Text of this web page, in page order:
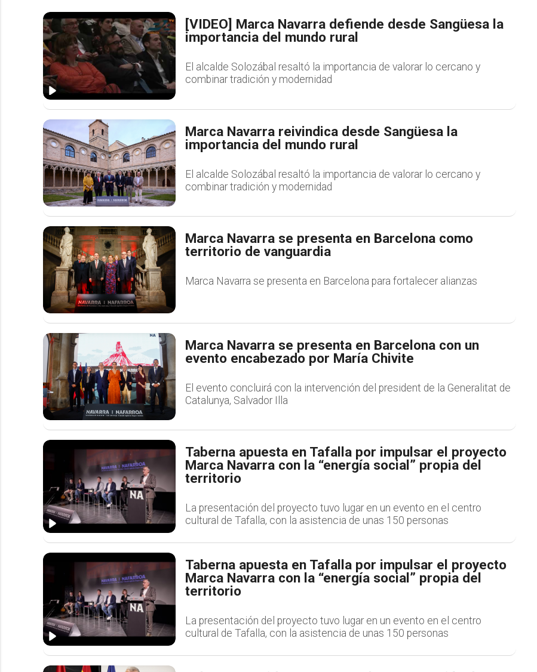
[VIDEO] Marca Navarra defiende desde Sangüesa la
importancia del mundo rural
El alcalde Solozábal resaltó la importancia de valorar lo cercano y
combinar tradición y modernidad
Marca Navarra reivindica desde Sangüesa la
importancia del mundo rural
El alcalde Solozábal resaltó la importancia de valorar lo cercano y
combinar tradición y modernidad
Marca Navarra se presenta en Barcelona como
territorio de vanguardia
Marca Navarra se presenta en Barcelona para fortalecer alianzas
Marca Navarra se presenta en Barcelona con un
evento encabezado por María Chivite
El evento concluirá con la intervención del president de la Generalitat de
Catalunya, Salvador Illa
Taberna apuesta en Tafalla por impulsar el proyecto
Marca Navarra con la “energía social” propia del
territorio
La presentación del proyecto tuvo lugar en un evento en el centro
cultural de Tafalla, con la asistencia de unas 150 personas
Taberna apuesta en Tafalla por impulsar el proyecto
Marca Navarra con la “energía social” propia del
territorio
La presentación del proyecto tuvo lugar en un evento en el centro
cultural de Tafalla, con la asistencia de unas 150 personas